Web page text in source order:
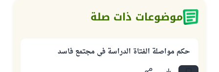
موضوعات ذات صلة
حكم مواصلة الفتاة الدراسة في مجتمع فاسد